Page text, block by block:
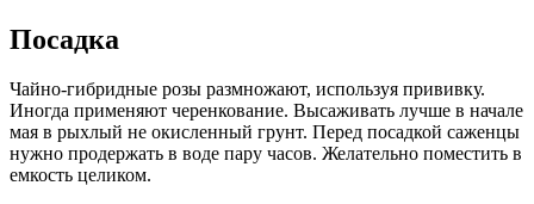
Посадка
Чайно-гибридные розы размножают, используя прививку.
Иногда применяют черенкование. Высаживать лучше в начале
мая в рыхлый не окисленный грунт. Перед посадкой саженцы
нужно продержать в воде пару часов. Желательно поместить в
емкость целиком.